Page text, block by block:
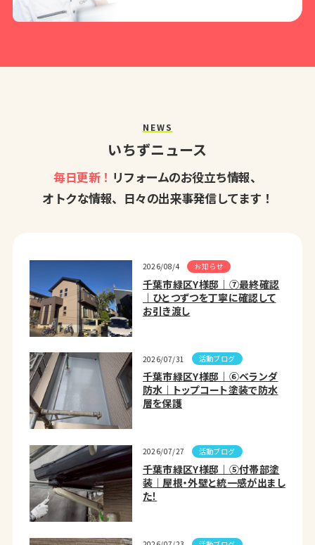
NEWS
いちずニュース
毎日更新！ リフォームのお役立ち情報、
オトクな情報、日々の出来事発信してます！
2026/08/4 お知らせ
千葉市緑区Y様邸｜⑦最終確認
｜ひとつずつを丁寧に確認して
お引き渡し
2026/07/31 活動ブログ
千葉市緑区Y様邸｜⑥ベランダ
防水｜トップコート塗装で防水
層を保護
2026/07/27 活動ブログ
千葉市緑区Y様邸｜⑤付帯部塗
装｜屋根・外壁と統一感が出まし
た！